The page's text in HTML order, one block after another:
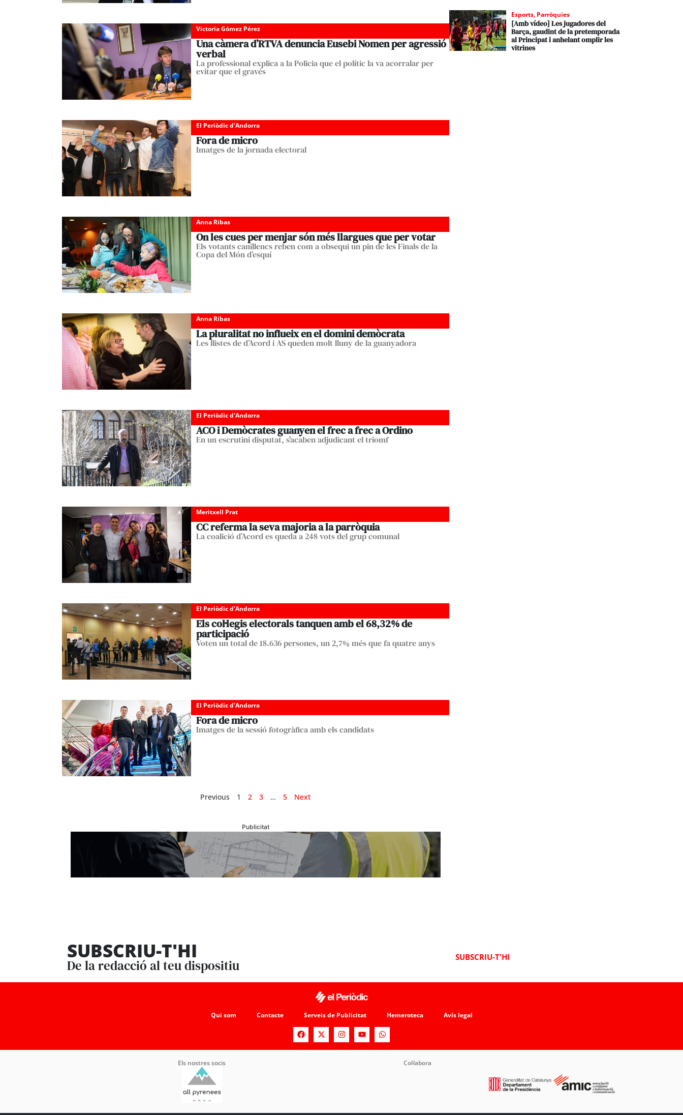
Victoria Gómez Pérez
Una càmera d’RTVA denuncia Eusebi Nomen per agressió
verbal
La professional explica a la Policia que el polític la va acorralar per
evitar que el gravés
El Periòdic d'Andorra
Fora de micro
Imatges de la jornada electoral
Anna Ribas
On les cues per menjar són més llargues que per votar
Els votants canillencs reben com a obsequi un pin de les Finals de la
Copa del Món d’esquí
Anna Ribas
La pluralitat no influeix en el domini demòcrata
Les llistes de d’Acord i AS queden molt lluny de la guanyadora
El Periòdic d'Andorra
ACO i Demòcrates guanyen el frec a frec a Ordino
En un escrutini disputat, s'acaben adjudicant el triomf
Meritxell Prat
CC referma la seva majoria a la parròquia
La coalició d’Acord es queda a 248 vots del grup comunal
El Periòdic d'Andorra
Els col·legis electorals tanquen amb el 68,32% de
participació
Voten un total de 18.636 persones, un 2,7% més que fa quatre anys
El Periòdic d'Andorra
Fora de micro
Imatges de la sessió fotogràfica amb els candidats
Previous 1 2 3 … 5 Next
Publicitat
Esports, Parròquies
[Amb vídeo] Les jugadores del
Barça, gaudint de la pretemporada
al Principat i anhelant omplir les
vitrines
SUBSCRIU-T'HI
De la redacció al teu dispositiu
SUBSCRIU-T'HI
Qui som Contacte Serveis de Publicitat Hemeroteca Avís legal
Els nostres socis Col·labora